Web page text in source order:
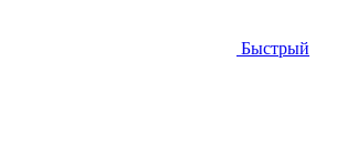
Быстрый